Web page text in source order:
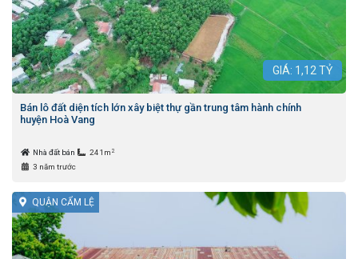
GIÁ: 1,12TỶ
Bán lô đất diện tích lớn xây biệt thự gần trung tâm hành chính
huyện Hoà Vang
Nhà đất bán 241m 2
3 năm trước
QUẬN CẨM LỆ